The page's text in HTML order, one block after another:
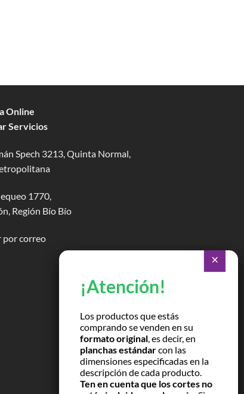
Online
Servicios
Spech 3213, Quinta Normal,
1770,
Región Bío Bío
por correo
Los productos que estás
comprando se venden en su
formato original, es decir, en
planchas estándarcon las
dimensiones especificadas en la
descripción de cada producto.
Ten en cuenta que los cortes no